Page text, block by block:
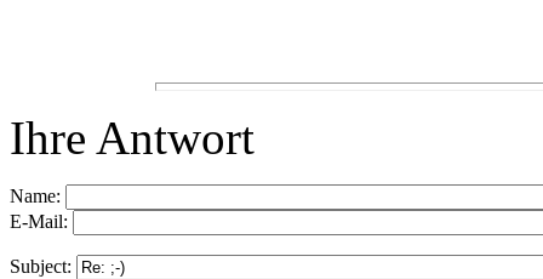
Ihre Antwort
Name:
E-Mail:
Subject: